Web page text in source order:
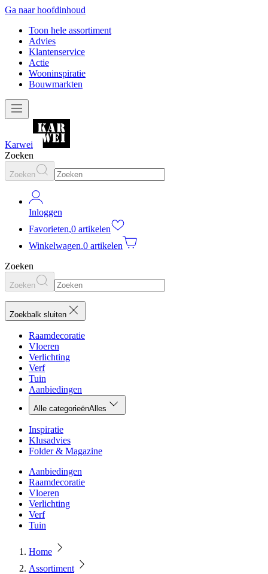
Ga naar hoofdinhoud
Toon hele assortiment
Advies
Klantenservice
Actie
Wooninspiratie
Bouwmarkten
Karwei
Zoeken
Zoeken
Inloggen
Favorieten,0 artikelen
Winkelwagen,0 artikelen
Zoeken
Zoeken
Zoekbalk sluiten
Raamdecoratie
Vloeren
Verlichting
Verf
Tuin
Aanbiedingen
Alle categorieënAlles
Inspiratie
Klusadvies
Folder & Magazine
Aanbiedingen
Raamdecoratie
Vloeren
Verlichting
Verf
Tuin
Home
Assortiment